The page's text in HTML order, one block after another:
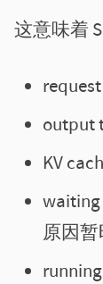
这意味着
output
KV
原因暂